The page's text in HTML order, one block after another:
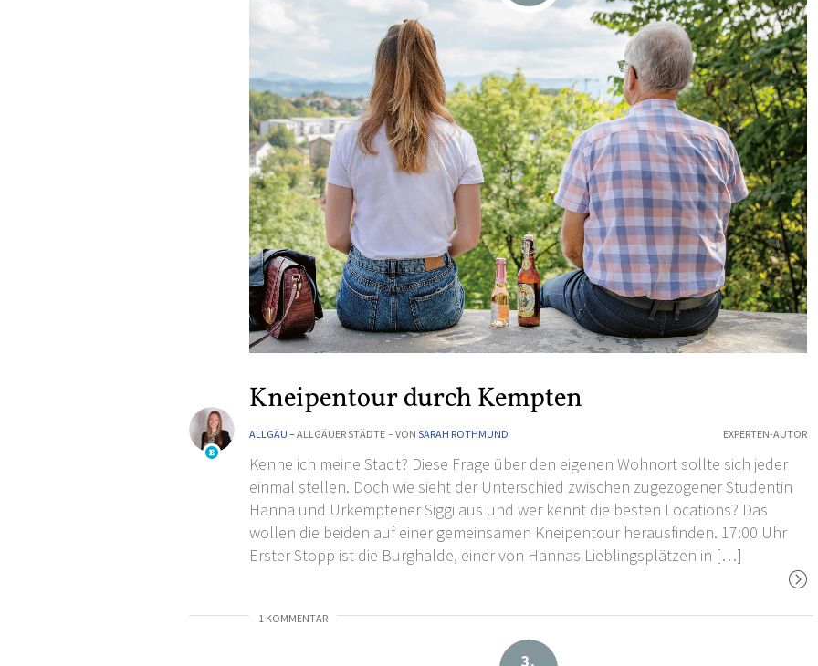
Kneipentour durch Kempten
ALLGÄU –ALLGÄUER STÄDTE – VONSARAH ROTHMUND EXPERTEN-AUTOR
Kenne ich meine Stadt? Diese Frage über den eigenen Wohnort sollte sich jeder
einmal stellen. Doch wie sieht der Unterschied zwischen zugezogener Studentin
Hanna und Urkemptener Siggi aus und wer kennt die besten Locations? Das
wollen die beiden auf einer gemeinsamen Kneipentour herausfinden. 17:00 Uhr
Erster Stopp ist die Burghalde, einer von Hannas Lieblingsplätzen in […]
1 KOMMENTAR
3.